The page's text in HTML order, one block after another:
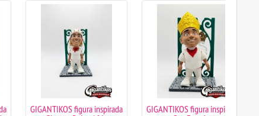
GIGANTIKOS figura inspirada
GIGANTIKOS figura inspirada